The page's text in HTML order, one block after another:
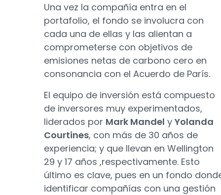
Una vez la compañía entra en el
portafolio, el fondo se involucra con
cada una de ellas y las alientan a
comprometerse con objetivos de
emisiones netas de carbono cero en
consonancia con el Acuerdo de París.
El equipo de inversión está compuesto
de inversores muy experimentados,
liderados por Mark Mandel y Yolanda
Courtines, con más de 30 años de
experiencia; y que llevan en Wellington
29 y 17 años ,respectivamente. Esto
último es clave, pues en un fondo
identificar compañías con una gestión